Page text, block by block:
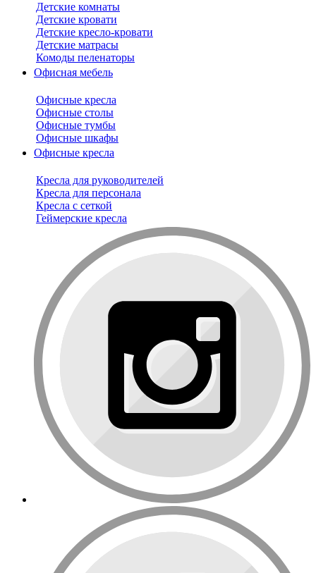
Детские комнаты
Детские кровати
Детские кресло-кровати
Детские матрасы
Комоды пеленаторы
Офисная мебель
Офисные кресла
Офисные столы
Офисные тумбы
Офисные шкафы
Офисные кресла
Кресла для руководителей
Кресла для персонала
Кресла с сеткой
Геймерские кресла